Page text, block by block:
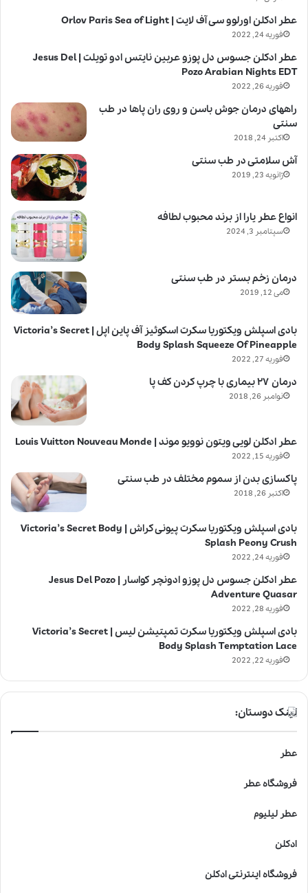
عطر ادکلن اورلوو سی آف لایت | Orlov Paris Sea of Light
فوریه 24, 2022
عطر ادکلن جسوس دل پوزو عربین نایتس ادو تویلت | Jesus Del
Pozo Arabian Nights EDT
فوریه 26, 2022
راههای درمان جوش باسن و روی ران پاها در طب
سنتی
اکتبر 24, 2018
آش سلامتی در طب سنتی
ژانویه 23, 2019
انواع عطر یارا از برند محبوب لطافه
سپتامبر 3, 2024
درمان زخم بستر در طب سنتی
می 12, 2019
بادی اسپلش ویکتوریا سکرت اسکوئیز آف پاین اپل | Victoria’s Secret
Body Splash Squeeze Of Pineapple
فوریه 27, 2022
درمان ۲۷ بیماری با چرپ کردن کف پا
نوامبر 26, 2018
عطر ادکلن لویی ویتون نوویو موند | Louis Vuitton Nouveau Monde
فوریه 15, 2022
پاکسازی بدن از سموم مختلف در طب سنتی
اکتبر 26, 2018
بادی اسپلش ویکتوریا سکرت پیونی کراش | Victoria’s Secret Body
Splash Peony Crush
فوریه 24, 2022
عطر ادکلن جسوس دل پوزو ادونچر کواسار | Jesus Del Pozo
Adventure Quasar
فوریه 28, 2022
بادی اسپلش ویکتوریا سکرت تمپتیشن لیس | Victoria’s Secret
Body Splash Temptation Lace
فوریه 22, 2022
لینک دوستان:
عطر
فروشگاه عطر
عطر لیلیوم
ادکلن
فروشگاه اینترنتی ادکلن